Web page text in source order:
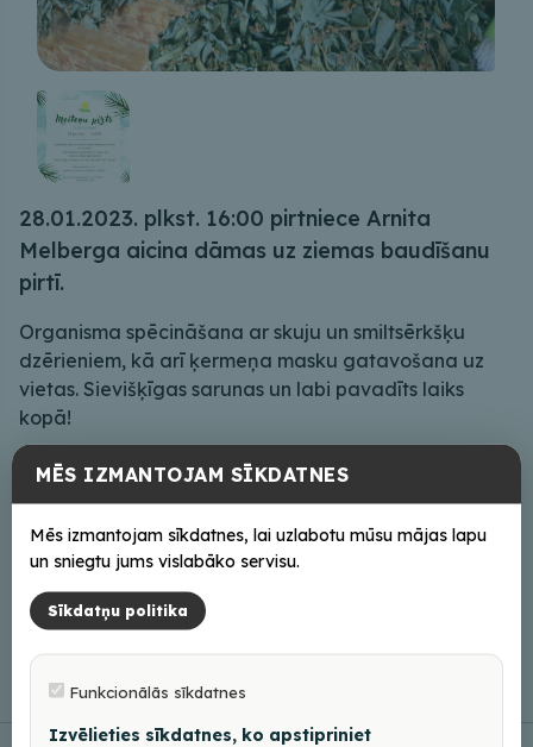
28.01.2023. plkst. 16:00 pirtniece Arnita
Melberga aicina dāmas uz ziemas baudīšanu
pirtī.
Organisma spēcināšana ar skuju un smiltsērkšķu
dzērieniem, kā arī ķermeņa masku gatavošana uz
vietas. Sievišķīgas sarunas un labi pavadīts laiks
kopā!
Iepriekšēja pieteikšanās obligāta – 26361594. Vietu
Dalības maksa 35 EUR.
Norises vieta – Arnitas labsajūtu darbnīca, pirts
“Elkšņi”, Brīvības iela 2c, Balvi.
MĒS IZMANTOJAM SĪKDATNES
Mēs izmantojam sīkdatnes, lai uzlabotu mūsu mājas lapu
un sniegtu jums vislabāko servisu.
Sīkdatņu politika
Funkcionālās sīkdatnes
Izvēlieties sīkdatnes, ko apstipriniet